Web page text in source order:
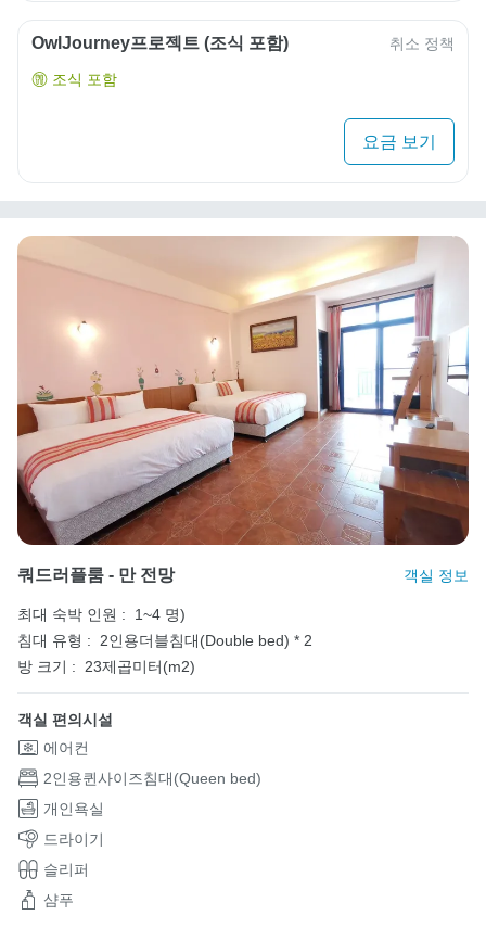
OwlJourney프로젝트 (조식 포함) 취소 정책
조식 포함
요금 보기
쿼드러플룸 - 만 전망 객실 정보
최대 숙박 인원 :
1~4 명)
침대 유형 :
2인용더블침대(Double bed) * 2
방 크기 :
23제곱미터(m2)
객실 편의시설
에어컨
2인용퀸사이즈침대(Queen bed)
개인욕실
드라이기
슬리퍼
샴푸